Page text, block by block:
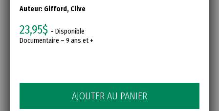
Auteur: Gifford, Clive
23,95$ - Disponible
Documentaire – 9 ans et +
AJOUTER AU PANIER